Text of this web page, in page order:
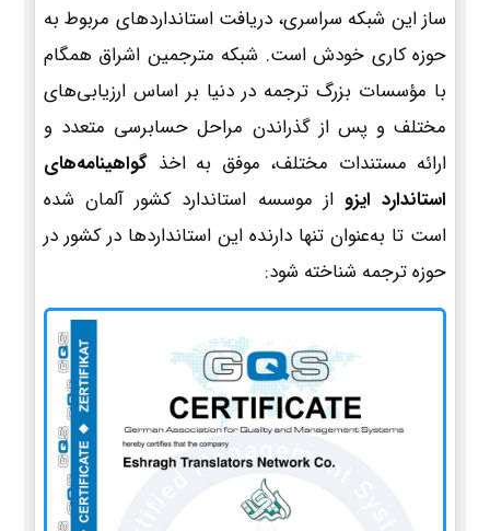
ساز این شبکه سراسری، دریافت استانداردهای مربوط به
حوزه کاری خودش است. شبکه مترجمین اشراق همگام
با مؤسسات بزرگ ترجمه در دنیا بر اساس ارزیابی‌های
مختلف و پس از گذراندن مراحل حسابرسی متعدد و
ارائه مستندات مختلف، موفق به اخذ گواهینامه‌های
استاندارد ایزو از موسسه استاندارد کشور آلمان شده
است تا به‌عنوان تنها دارنده این استانداردها در کشور در
حوزه ترجمه شناخته شود: